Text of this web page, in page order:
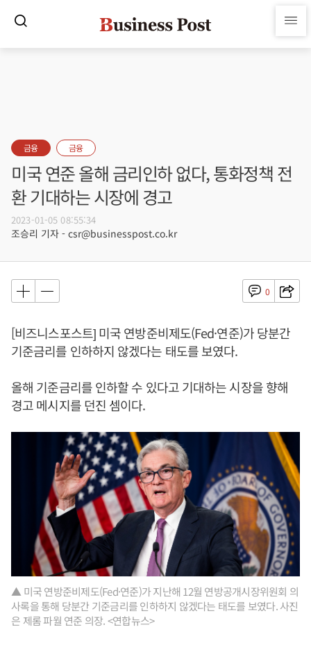
금융 금융
미국 연준 올해 금리인하 없다, 통화정책 전
환 기대하는 시장에 경고
2023-01-05 08:55:34
조승리 기자 - csr@businesspost.co.kr
0
[비즈니스포스트] 미국 연방준비제도(Fed·연준)가 당분간
기준금리를 인하하지 않겠다는 태도를 보였다.
올해 기준금리를 인하할 수 있다고 기대하는 시장을 향해
경고 메시지를 던진 셈이다.
▲ 미국 연방준비제도(Fed·연준)가 지난해 12월 연방공개시장위원회 의
사록을 통해 당분간 기준금리를 인하하지 않겠다는 태도를 보였다. 사진
은 제롬 파월 연준 의장. <연합뉴스>